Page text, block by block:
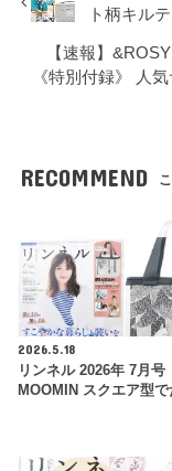
ト柄キル
【速報】
《特別付録》 人
RECOMMEND
2026.5.18
リンネル 2026年 7月号
MOOMIN スクエア型